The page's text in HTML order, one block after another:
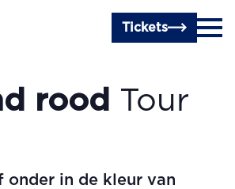
Tickets
rood Tour
onder in de kleur van